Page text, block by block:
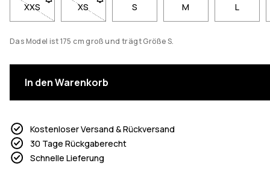
XXS- Größe XXS nicht verfügbar. Klicke, um benachrichtigt zu
XS- Größe XS nicht verfügbar. Klicke, um
S M L
Das Model ist 175 cm groß und trägt Größe S.
In den Warenkorb
Kostenloser Versand & Rückversand
30 Tage Rückgaberecht
Schnelle Lieferung